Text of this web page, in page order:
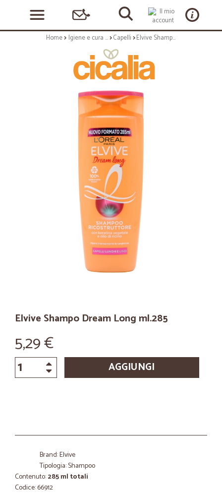
Home Igiene e cura personale Capelli Elvive Shampo Dream Long ml.285
Elvive Shampo Dream Long ml.285
5,29 €
AGGIUNGI
Brand: Elvive
Tipologia: Shampoo
Contenuto:285 ml totali
Codice: 66912